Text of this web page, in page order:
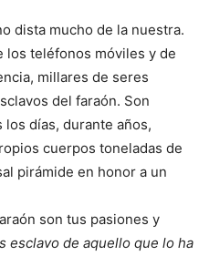
dista mucho de la nuestra.
los teléfonos móviles y de
millares de seres
del faraón. Son
días, durante años,
cuerpos toneladas de
pirámide en honor a un
son tus pasiones y
esclavo de aquello que lo ha